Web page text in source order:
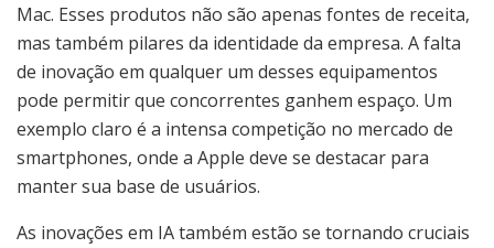
Mac. Esses produtos não são apenas fontes de receita,
mas também pilares da identidade da empresa. A falta
de inovação em qualquer um desses equipamentos
pode permitir que concorrentes ganhem espaço. Um
exemplo claro é a intensa competição no mercado de
smartphones, onde a Apple deve se destacar para
manter sua base de usuários.
As inovações em IA também estão se tornando cruciais